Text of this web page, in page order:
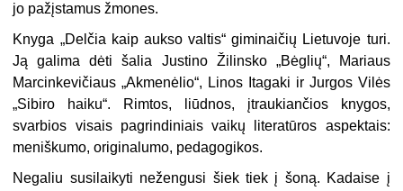
jo pažįstamus žmones.
Knyga „Delčia kaip aukso valtis“ giminaičių Lietuvoje turi.
Ją galima dėti šalia Justino Žilinsko „Bėglių“, Mariaus
Marcinkevičiaus „Akmenėlio“, Linos Itagaki ir Jurgos Vilės
„Sibiro haiku“. Rimtos, liūdnos, įtraukiančios knygos,
svarbios visais pagrindiniais vaikų literatūros aspektais:
meniškumo, originalumo, pedagogikos.
Negaliu susilaikyti nežengusi šiek tiek į šoną. Kadaise į